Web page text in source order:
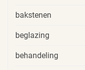
bakstenen
beglazing
behandeling